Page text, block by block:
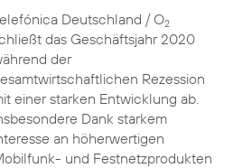
Deutschland / O2
das Geschäftsjahr 2020
der
Rezession
einer starken Entwicklung ab.
Dank starkem
an höherwertigen
und Festnetzprodukten